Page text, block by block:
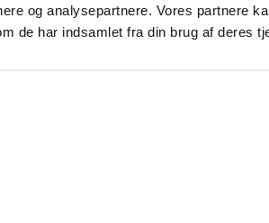
og analysepartnere. Vores partnere
de har indsamlet fra din brug af deres